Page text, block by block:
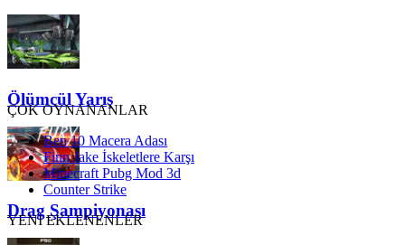
Ölümcül Yarış
Drag Şampiyonası
ÇOK OYNANANLAR
Ben 10 Macera Adası
Finn Jake İskeletlere Karşı
Minecraft Pubg Mod 3d
Counter Strike
YENİ EKLENENLER